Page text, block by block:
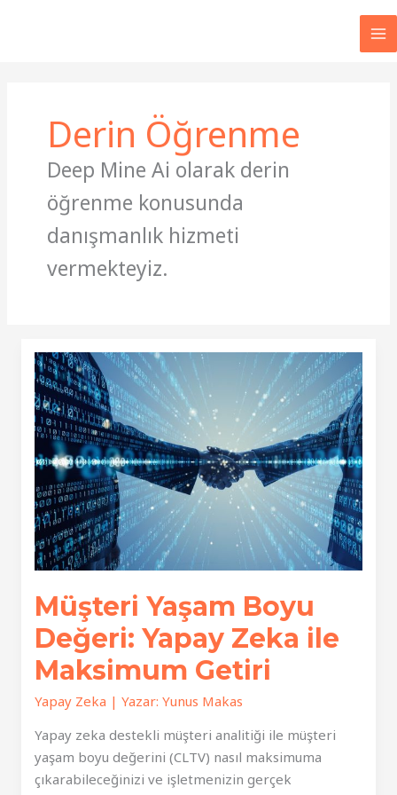
Derin Öğrenme
Deep Mine Ai olarak derin
öğrenme konusunda
danışmanlık hizmeti
vermekteyiz.
Müşteri Yaşam Boyu
Değeri: Yapay Zeka ile
Maksimum Getiri
Yapay Zeka | Yazar: Yunus Makas
Yapay zeka destekli müşteri analitiği ile müşteri
yaşam boyu değerini (CLTV) nasıl maksimuma
çıkarabileceğinizi ve işletmenizin gerçek